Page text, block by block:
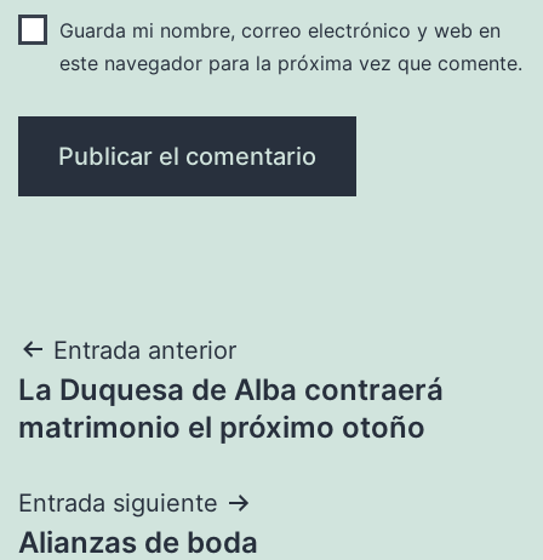
Guarda mi nombre, correo electrónico y web en
este navegador para la próxima vez que comente.
Navegación
de
Entrada anterior
La Duquesa de Alba contraerá
matrimonio el próximo otoño
Entrada siguiente
Alianzas de boda